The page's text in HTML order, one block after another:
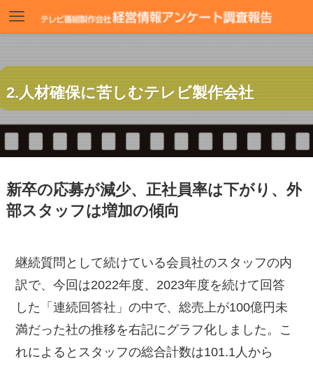
2.人材確保に苦しむテレビ製作会社
新卒の応募が減少、正社員率は下がり、外
部スタッフは増加の傾向
継続質問として続けている会員社のスタッフの内
訳で、今回は2022年度、2023年度を続けて回答
した「連続回答社」の中で、総売上が100億円未
満だった社の推移を右記にグラフ化しました。こ
れによるとスタッフの総合計数は101.1人から